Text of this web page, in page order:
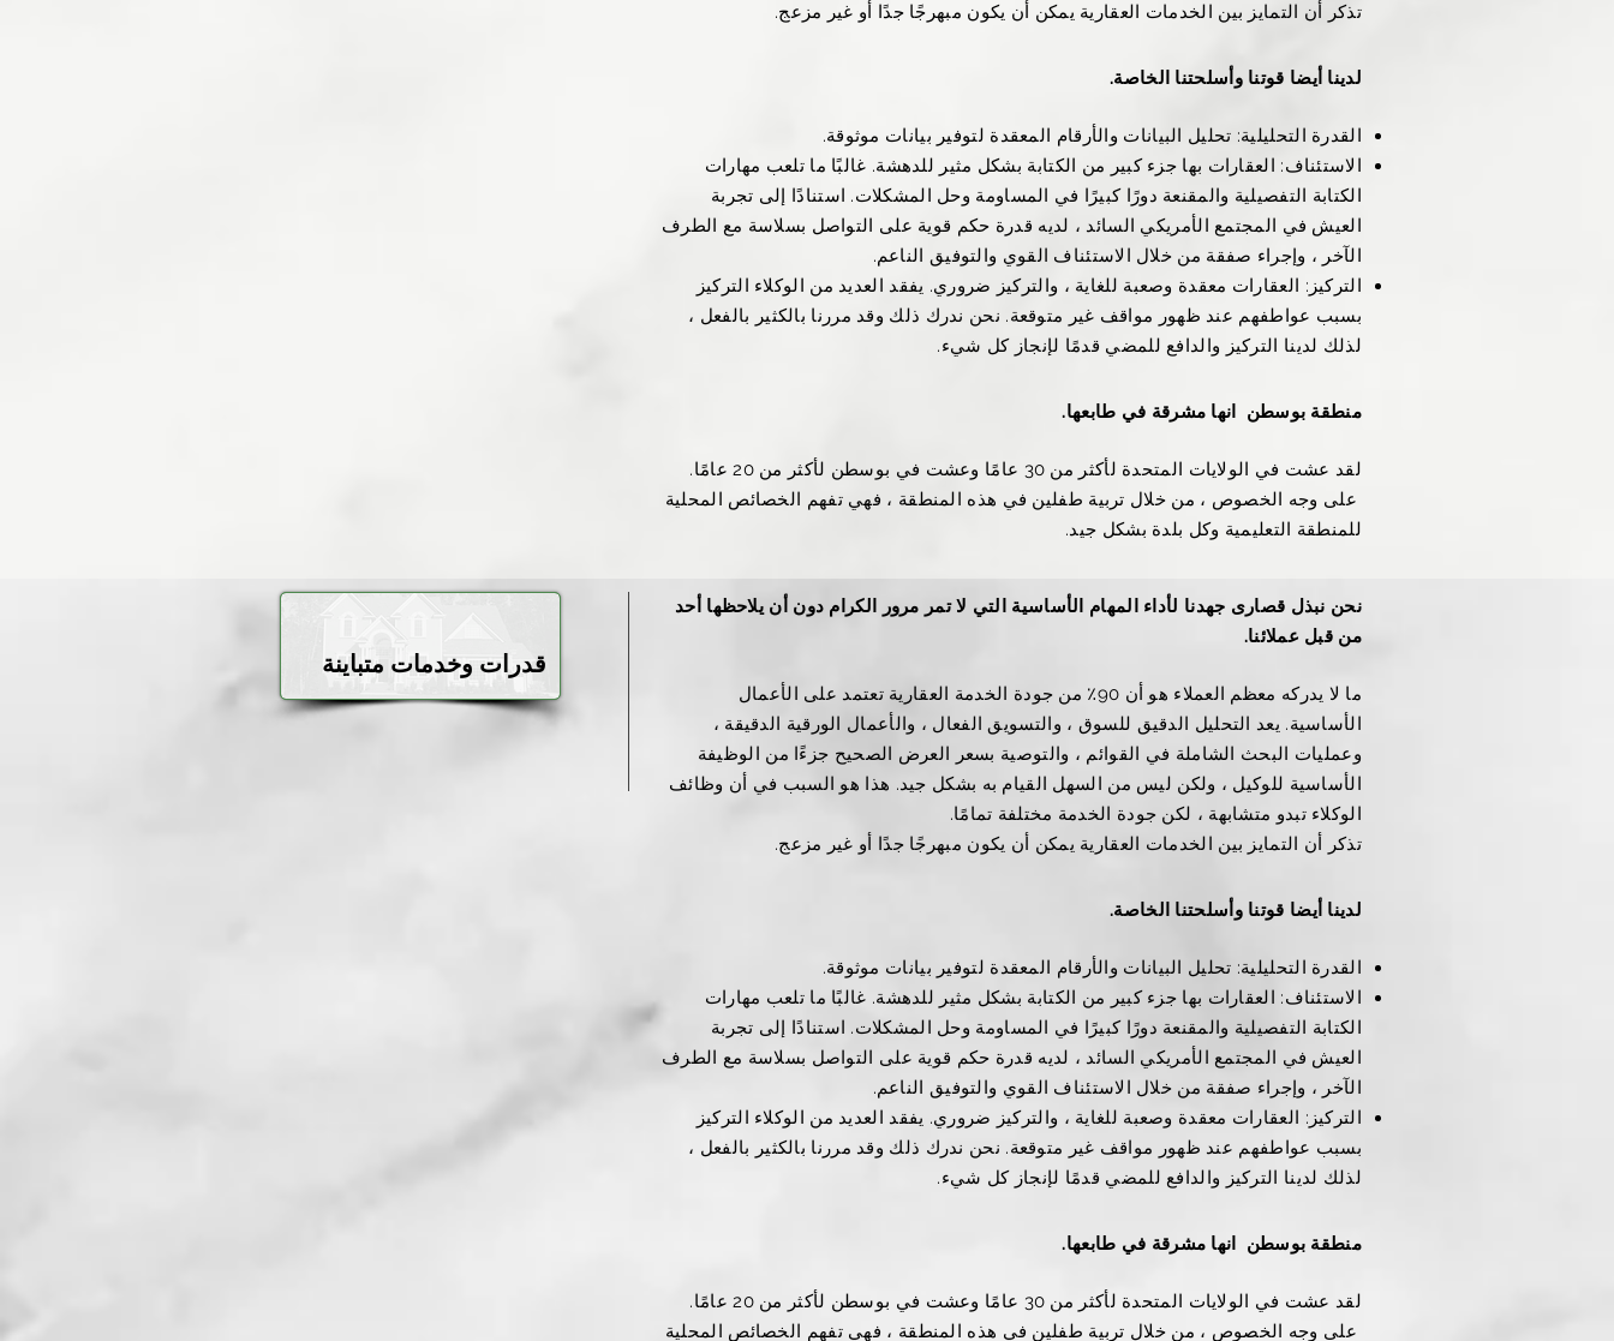
تذكر أن التمايز بين الخدمات العقارية يمكن أن يكون مبهرجًا جدًا أو غير مزعج.
لدينا أيضا قوتنا وأسلحتنا الخاصة.
القدرة التحليلية: تحليل البيانات والأرقام المعقدة لتوفير بيانات موثوقة.
الاستئناف: العقارات بها جزء كبير من الكتابة بشكل مثير للدهشة. غالبًا ما تلعب مهارات
الكتابة التفصيلية والمقنعة دورًا كبيرًا في المساومة وحل المشكلات. استنادًا إلى تجربة
العيش في المجتمع الأمريكي السائد ، لديه قدرة حكم قوية على التواصل بسلاسة مع الطرف
الآخر ، وإجراء صفقة من خلال الاستئناف القوي والتوفيق الناعم.
التركيز: العقارات معقدة وصعبة للغاية ، والتركيز ضروري. يفقد العديد من الوكلاء التركيز
بسبب عواطفهم عند ظهور مواقف غير متوقعة. نحن ندرك ذلك وقد مررنا بالكثير بالفعل ،
لذلك لدينا التركيز والدافع للمضي قدمًا لإنجاز كل شيء.
منطقة بوسطن انها مشرقة في طابعها.
لقد عشت في الولايات المتحدة لأكثر من 30 عامًا وعشت في بوسطن لأكثر من 20 عامًا.
على وجه الخصوص ، من خلال تربية طفلين في هذه المنطقة ، فهي تفهم الخصائص المحلية
للمنطقة التعليمية وكل بلدة بشكل جيد.
قدرات وخدمات متباينة
نحن نبذل قصارى جهدنا لأداء المهام الأساسية التي لا تمر مرور الكرام دون أن يلاحظها أحد
من قبل عملائنا.
ما لا يدركه معظم العملاء هو أن 90٪ من جودة الخدمة العقارية تعتمد على الأعمال
الأساسية. يعد التحليل الدقيق للسوق ، والتسويق الفعال ، والأعمال الورقية الدقيقة ،
وعمليات البحث الشاملة في القوائم ، والتوصية بسعر العرض الصحيح جزءًا من الوظيفة
الأساسية للوكيل ، ولكن ليس من السهل القيام به بشكل جيد. هذا هو السبب في أن وظائف
الوكلاء تبدو متشابهة ، لكن جودة الخدمة مختلفة تمامًا.
تذكر أن التمايز بين الخدمات العقارية يمكن أن يكون مبهرجًا جدًا أو غير مزعج.
لدينا أيضا قوتنا وأسلحتنا الخاصة.
القدرة التحليلية: تحليل البيانات والأرقام المعقدة لتوفير بيانات موثوقة.
الاستئناف: العقارات بها جزء كبير من الكتابة بشكل مثير للدهشة. غالبًا ما تلعب مهارات
الكتابة التفصيلية والمقنعة دورًا كبيرًا في المساومة وحل المشكلات. استنادًا إلى تجربة
العيش في المجتمع الأمريكي السائد ، لديه قدرة حكم قوية على التواصل بسلاسة مع الطرف
الآخر ، وإجراء صفقة من خلال الاستئناف القوي والتوفيق الناعم.
التركيز: العقارات معقدة وصعبة للغاية ، والتركيز ضروري. يفقد العديد من الوكلاء التركيز
بسبب عواطفهم عند ظهور مواقف غير متوقعة. نحن ندرك ذلك وقد مررنا بالكثير بالفعل ،
لذلك لدينا التركيز والدافع للمضي قدمًا لإنجاز كل شيء.
منطقة بوسطن انها مشرقة في طابعها.
لقد عشت في الولايات المتحدة لأكثر من 30 عامًا وعشت في بوسطن لأكثر من 20 عامًا.
على وجه الخصوص ، من خلال تربية طفلين في هذه المنطقة ، فهي تفهم الخصائص المحلية